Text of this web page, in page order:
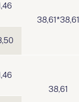
38,61*38,61
38,61